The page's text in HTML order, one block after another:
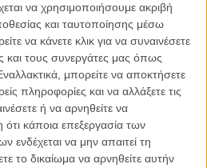
να χρησιμοποιήσουμε ακριβή
και ταυτοποίησης μέσω
να κάνετε κλικ για να συναινέσετε
και τους συνεργάτες μας όπως
μπορείτε να αποκτήσετε
πληροφορίες και να αλλάξετε τις
ή να αρνηθείτε να
κάποια επεξεργασία των
να μην απαιτεί τη
το δικαίωμα να αρνηθείτε αυτήν
Home for Peculiar Children»